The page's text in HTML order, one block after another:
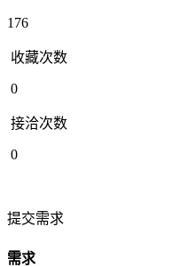
176
收藏次数
0
接洽次数
0
提交需求
需求